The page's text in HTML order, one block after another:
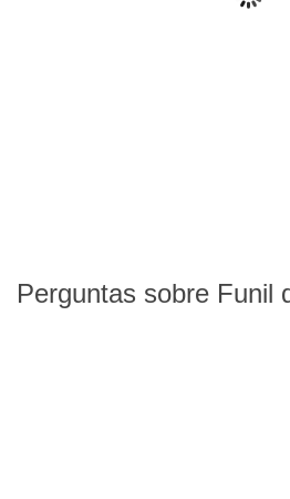
Perguntas sobre Funil